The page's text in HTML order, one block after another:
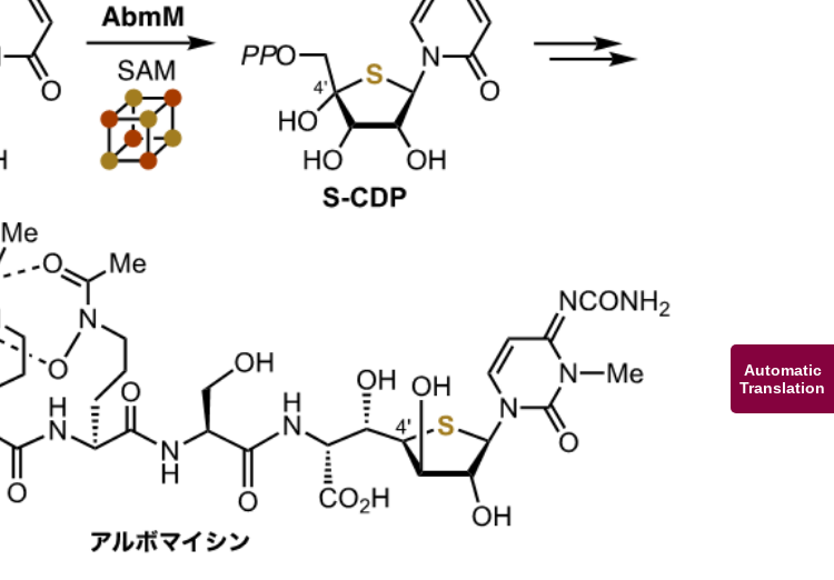
Automatic
Translation